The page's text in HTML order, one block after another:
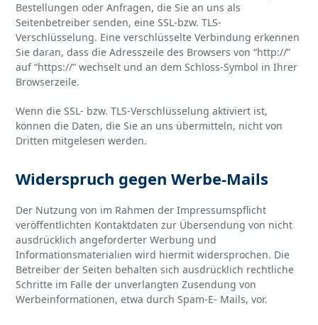
Bestellungen oder Anfragen, die Sie an uns als
Seitenbetreiber senden, eine SSL-bzw. TLS-
Verschlüsselung. Eine verschlüsselte Verbindung erkennen
Sie daran, dass die Adresszeile des Browsers von “http://”
auf “https://” wechselt und an dem Schloss-Symbol in Ihrer
Browserzeile.
Wenn die SSL- bzw. TLS-Verschlüsselung aktiviert ist,
können die Daten, die Sie an uns übermitteln, nicht von
Dritten mitgelesen werden.
Widerspruch gegen Werbe-Mails
Der Nutzung von im Rahmen der Impressumspflicht
veröffentlichten Kontaktdaten zur Übersendung von nicht
ausdrücklich angeforderter Werbung und
Informationsmaterialien wird hiermit widersprochen. Die
Betreiber der Seiten behalten sich ausdrücklich rechtliche
Schritte im Falle der unverlangten Zusendung von
Werbeinformationen, etwa durch Spam-E- Mails, vor.